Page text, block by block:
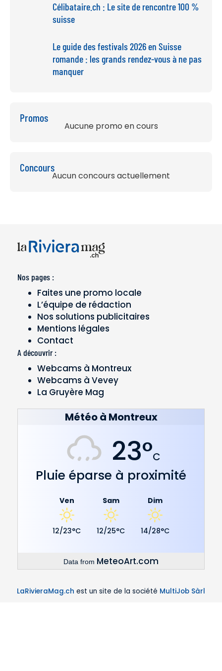
Célibataire.ch : Le site de rencontre 100 %
suisse
Le guide des festivals 2026 en Suisse
romande : les grands rendez-vous à ne pas
manquer
Promos
Aucune promo en cours
Concours
Aucun concours actuellement
Nos pages :
Faites une promo locale
L’équipe de rédaction
Nos solutions publicitaires
Mentions légales
Contact
A découvrir :
Webcams à Montreux
Webcams à Vevey
La Gruyère Mag
Météo à Montreux
23°C
Pluie éparse à proximité
Ven
12/23°C
Sam
12/25°C
Dim
14/28°C
Data from MeteoArt.com
LaRivieraMag.ch est un site de la société MultiJob Sàrl